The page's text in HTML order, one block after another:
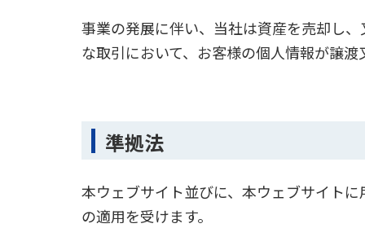
事業の発展に伴い、当社は資産を売却し
な取引において、お客様の個人情報が譲
準拠法
本ウェブサイト並びに、本ウェブサイト
の適用を受けます。